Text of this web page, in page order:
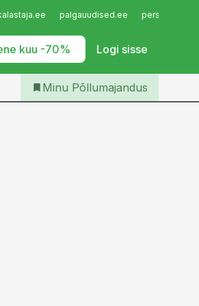
palgauudised.ee
kuu -70% Logi sisse
Iseteenindus
Telli Põllumajandus
Minu Põllumajandus